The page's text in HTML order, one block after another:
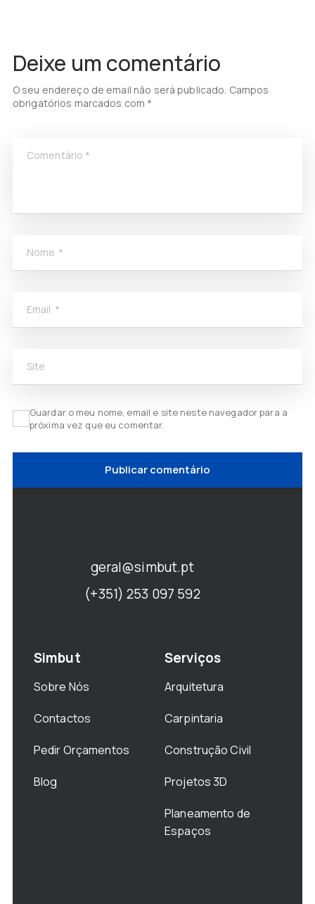
Deixe um comentário
O seu endereço de email não será publicado. Campos
obrigatórios marcados com *
Comentário *
Nome *
Email *
Site
Guardar o meu nome, email e site neste navegador para a
próxima vez que eu comentar.
geral@simbut.pt
(+351) 253 097 592
Simbut
Sobre Nós
Contactos
Pedir Orçamentos
Blog
Serviços
Arquitetura
Carpintaria
Construção Civil
Projetos 3D
Planeamento de
Espaços